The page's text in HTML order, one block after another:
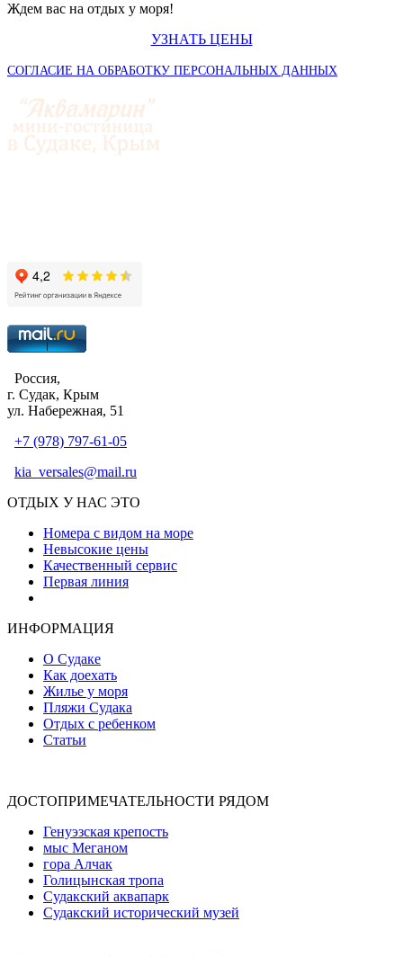
Ждем вас на отдых у моря!
УЗНАТЬ ЦЕНЫ
СОГЛАСИЕ НА ОБРАБОТКУ ПЕРСОНАЛЬНЫХ ДАННЫХ
Россия,
г. Судак, Крым
ул. Набережная, 51
+7 (978) 797-61-05
kia_versales@mail.ru
ОТДЫХ У НАС ЭТО
Номера с видом на море
Невысокие цены
Качественный сервис
Первая линия
ИНФОРМАЦИЯ
О Судаке
Как доехать
Жилье у моря
Пляжи Судака
Отдых с ребенком
Статьи
ДОСТОПРИМЕЧАТЕЛЬНОСТИ РЯДОМ
Генуэзская крепость
мыс Меганом
гора Алчак
Голицынская тропа
Судакский аквапарк
Судакский исторический музей